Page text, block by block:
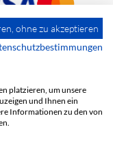
ohne zu akzeptieren
platzieren, um unsere
und Ihnen ein
Informationen zu den von